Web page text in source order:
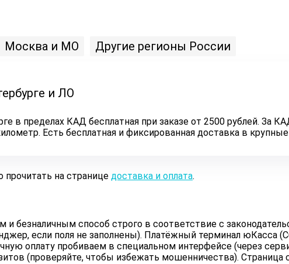
Москва и МО Другие регионы России
и ЛО
в пределах КАД бесплатная при заказе от 2500 рублей. За
Есть бесплатная и фиксированная доставка в
на странице доставка и оплата.
безналичным способ строго в соответствие с
если поля не заполнены). Платёжный терминал юКасса
оплату пробиваем в специальном интерфейсе (через
(проверяйте, чтобы избежать мошенничества). Страница